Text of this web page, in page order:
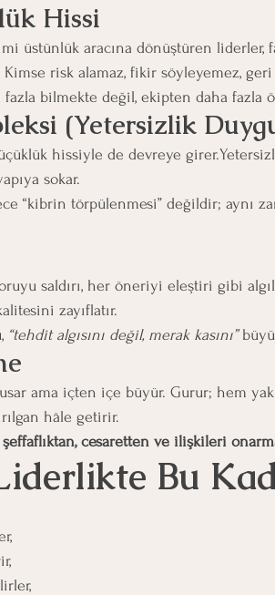
Hissi
üstünlük aracına dönüştüren liderler,
Kimse risk alamaz, fikir söyleyemez,
bilmekte değil, ekipten daha fazla
(Yetersizlik
hissiyle de devreye
sokar.
“kibrin törpülenmesi” değildir; aynı
saldırı, her öneriyi eleştiri gibi
zayıflatır.
“tehdit algısını değil, merak kasını”
ama içten içe büyür. Gurur; hem
hâle getirir.
şeffaflıktan, cesaretten ve ilişkileri
Bu